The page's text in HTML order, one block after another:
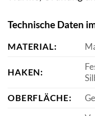
Technische Daten
MATERIAL:
HAKEN:
OBERFLÄCHE: